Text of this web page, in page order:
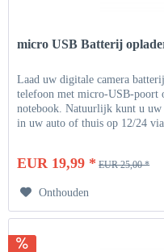
micro USB Batterij
Laad uw digitale camera
telefoon met micro-USB-
notebook. Natuurlijk kunt u uw
in uw auto of thuis op 12/24 via
EUR 19,99 * EUR 25,00 *
Onthouden